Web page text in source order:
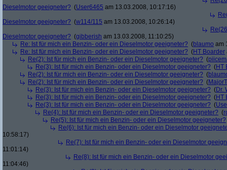
Dieselmotor geeigneter? (User6465 am 13.03.2008, 10:17:16)
Dieselmotor geeigneter? (w114/115 am 13.03.2008, 10:26:14)
Dieselmotor geeigneter? (gibberish am 13.03.2008, 11:10:25)
Re: Ist für mich ein Benzin- oder ein Dieselmotor geeigneter? (blaumo am
Re: Ist für mich ein Benzin- oder ein Dieselmotor geeigneter? (HT Boarder
Re(2): Ist für mich ein Benzin- oder ein Dieselmotor geeigneter? (
Re(3): Ist für mich ein Benzin- oder ein Dieselmotor geeigneter? (HT
Re(2): Ist für mich ein Benzin- oder ein Dieselmotor geeigneter? (
Re(2): Ist für mich ein Benzin- oder ein Dieselmotor geeigneter? (
Re(3): Ist für mich ein Benzin- oder ein Dieselmotor geeigneter? (Dr.
Re(3): Ist für mich ein Benzin- oder ein Dieselmotor geeigneter? (HT
Re(3): Ist für mich ein Benzin- oder ein Dieselmotor geeigneter? (
Re(4): Ist für mich ein Benzin- oder ein Dieselmotor geeigneter? (
Re(5): Ist für mich ein Benzin- oder ein Dieselmotor geeigneter?
Re(6): Ist für mich ein Benzin- oder ein Dieselmotor
10:58:17)
Re(7): Ist für mich ein Benzin- oder ein Dieselmotor
11:01:14)
Re(8): Ist für mich ein Benzin- oder ein Dieselmotor
11:04:46)